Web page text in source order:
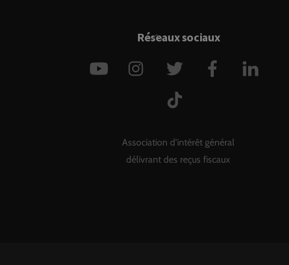
Back
Top
Réseaux sociaux
YouTube Instagram Twitter Facebook
Association d'intérêt général
délivrant des reçus fiscaux